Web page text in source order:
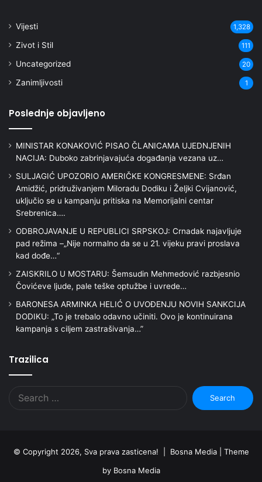
Vijesti 1,328
Zivot i Stil 111
Uncategorized 20
Zanimljivosti 1
Poslednje objavljeno
MINISTAR KONAKOVIĆ PISAO ČLANICAMA UJEDNJENIH
NACIJA: Duboko zabrinjavajuća događanja vezana uz…
SULJAGIĆ UPOZORIO AMERIČKE KONGRESMENE: Srđan
Amidžić, pridruživanjem Miloradu Dodiku i Željki Cvijanović,
uključio se u kampanju pritiska na Memorijalni centar
Srebrenica….
ODBROJAVANJE U REPUBLICI SRPSKOJ: Crnadak najavljuje
pad režima –„Nije normalno da se u 21. vijeku pravi proslava
kad dođe…“
ZAISKRILO U MOSTARU: Šemsudin Mehmedović razbjesnio
Čovićeve ljude, pale teške optužbe i uvrede…
BARONESA ARMINKA HELIĆ O UVOĐENJU NOVIH SANKCIJA
DODIKU: „To je trebalo odavno učiniti. Ovo je kontinuirana
kampanja s ciljem zastrašivanja…”
Trazilica
Search
for:
© Copyright 2026, Sva prava zasticena! | Bosna Media | Theme
by Bosna Media